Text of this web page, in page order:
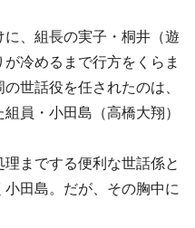
、組長の実子・桐井（遊
冷めるまで行方をくらま
世話役を任されたのは、
員・小田島（高橋大翔）
までする便利な世話係と
田島。だが、その胸中に